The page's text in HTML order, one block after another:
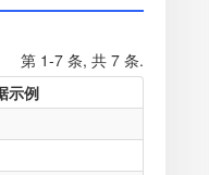
第 1-7 条, 共 7 条.
示例